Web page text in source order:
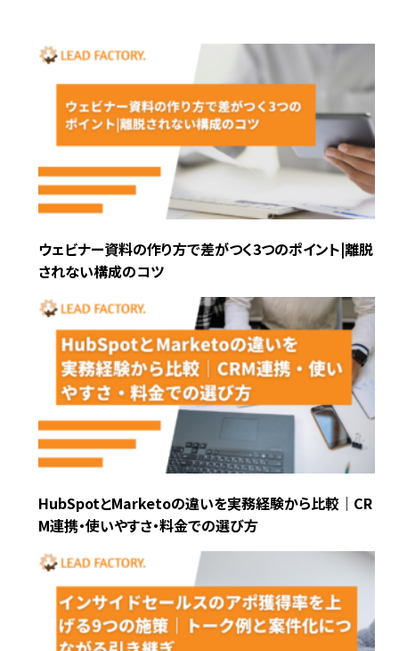
ウェビナー資料の作り方で差がつく3つのポイント|離脱
されない構成のコツ
HubSpotとMarketoの違いを実務経験から比較｜CR
M連携・使いやすさ・料金での選び方